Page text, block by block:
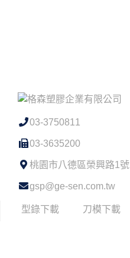
03-3750811
03-3635200
桃園市八德區榮興路1號
gsp@ge-sen.com.tw
型錄下載 刀模下載